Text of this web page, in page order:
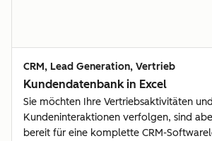
CRM, Lead Generation, Vertrieb
Kundendatenbank in Excel
Sie möchten Ihre Vertriebsaktivitäten und
Kundeninteraktionen verfolgen, sind
bereit für eine komplette CRM-